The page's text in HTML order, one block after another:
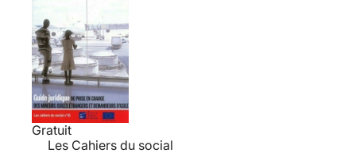
Gratuit
Les Cahiers du social